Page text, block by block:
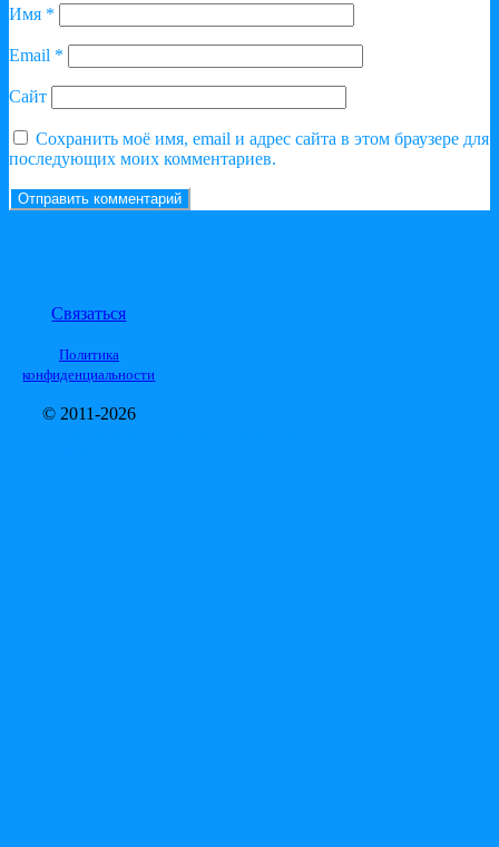
Имя *
Email *
Сайт
Сохранить моё имя, email и адрес сайта в этом браузере для
последующих моих комментариев.
Связаться
Политика
конфиденциальности
© 2011-2026